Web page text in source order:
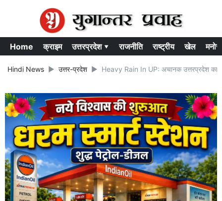
Home क्राइम उत्तरप्रदेश ▾ राजनीति राष्ट्रीय खेल
Hindi News उत्तर-प्रदेश Heavy Rain In UP: अचानक उत्तरप्रदेश का